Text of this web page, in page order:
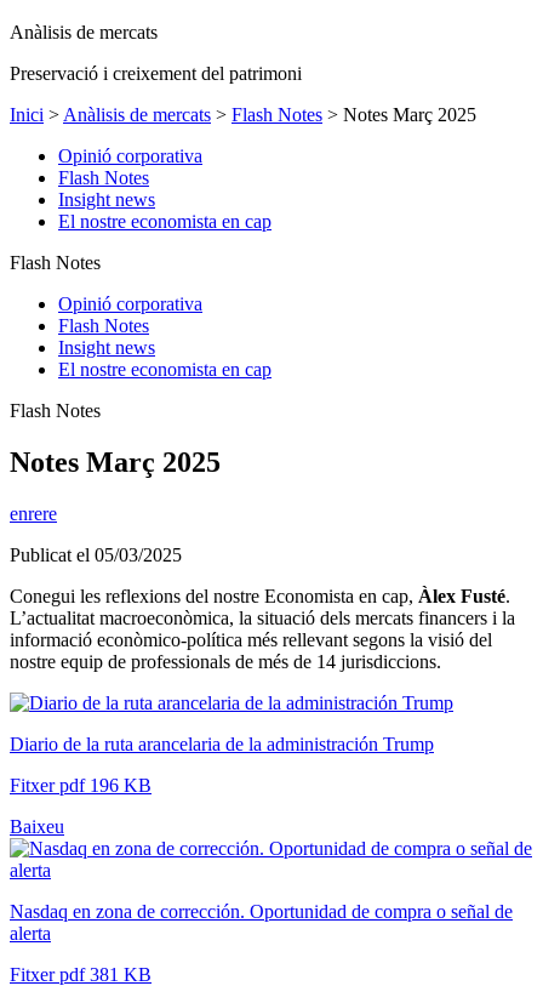
Anàlisis de mercats
Preservació i creixement del patrimoni
Inici > Anàlisis de mercats > Flash Notes > Notes Març 2025
Opinió corporativa
Flash Notes
Insight news
El nostre economista en cap
Flash Notes
Opinió corporativa
Flash Notes
Insight news
El nostre economista en cap
Flash Notes
Notes Març 2025
enrere
Publicat el 05/03/2025
Conegui les reflexions del nostre Economista en cap, Àlex Fusté.
L’actualitat macroeconòmica, la situació dels mercats financers i la
informació econòmico-política més rellevant segons la visió del
nostre equip de professionals de més de 14 jurisdiccions.
Diario de la ruta arancelaria de la administración Trump
Fitxer pdf 196 KB
Baixeu
Nasdaq en zona de corrección. Oportunidad de compra o señal de
alerta
Fitxer pdf 381 KB